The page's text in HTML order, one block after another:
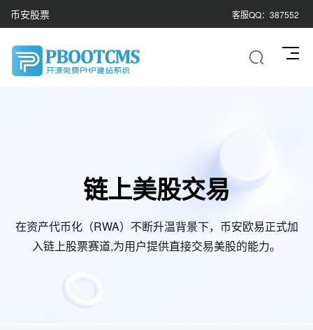
币安股票 客服QQ：387552
链上美股交易
在资产代币化（RWA）不断升温背景下，币安欧易正式加
入链上股票赛道,为用户提供直接交易美股的能力。